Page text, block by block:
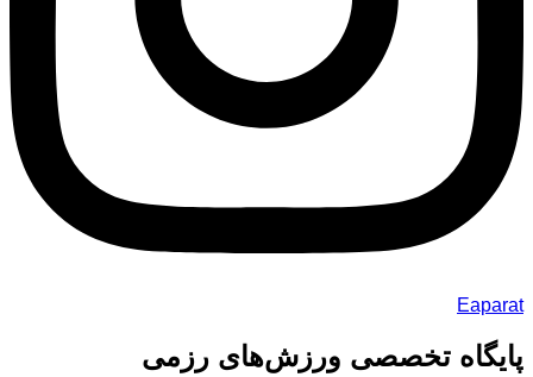
Eaparat
پایگاه تخصصی ورزش‌های رزمی